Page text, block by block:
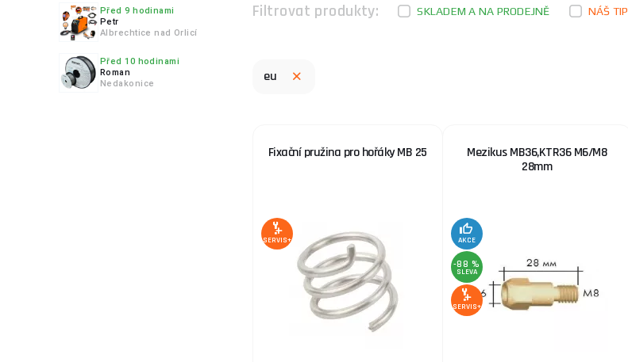
Před 9 hodinami
Petr
Albrechtice nad Orlicí
Před 10 hodinami
Roman
Nedakonice
Filtrovat produkty: SKLADEM A NA PRODEJNĚ NÁŠ TIP
eu
Fixační pružina pro hořáky MB 25
SERVIS+
Mezikus MB36,KTR36 M6/M8
28mm
AKCE
-88 %
SLEVA
SERVIS+